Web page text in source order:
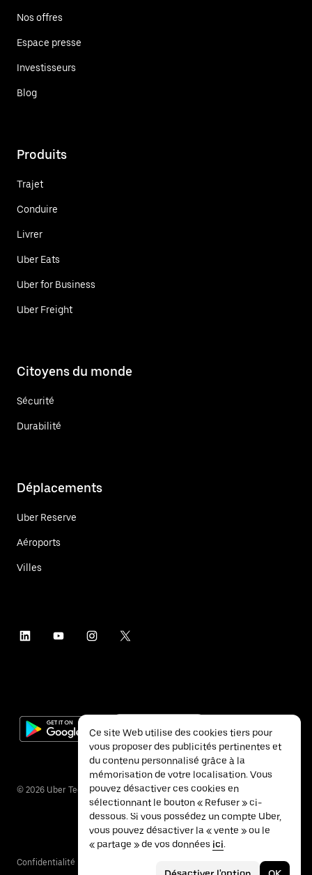
Nos offres
Espace presse
Investisseurs
Blog
Produits
Trajet
Conduire
Livrer
Uber Eats
Uber for Business
Uber Freight
Citoyens du monde
Sécurité
Durabilité
Déplacements
Uber Reserve
Aéroports
Villes
© 2026 Uber Technologies Inc.
Confidentialité
Ce site Web utilise des cookies tiers pour
vous proposer des publicités pertinentes et
du contenu personnalisé grâce à la
mémorisation de votre localisation. Vous
pouvez désactiver ces cookies en
sélectionnant le bouton « Refuser » ci-
dessous. Si vous possédez un compte Uber,
vous pouvez désactiver la « vente » ou le
« partage » de vos données ici.